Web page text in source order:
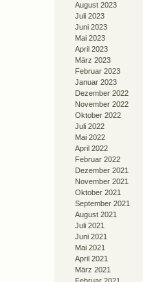
August 2023
Juli 2023
Juni 2023
Mai 2023
April 2023
März 2023
Februar 2023
Januar 2023
Dezember 2022
November 2022
Oktober 2022
Juli 2022
Mai 2022
April 2022
Februar 2022
Dezember 2021
November 2021
Oktober 2021
September 2021
August 2021
Juli 2021
Juni 2021
Mai 2021
April 2021
März 2021